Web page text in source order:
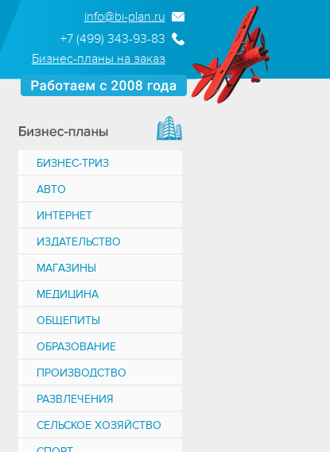
info@bi-plan.ru
+7 (499) 343-93-83
Бизнес-планы на заказ
БИЗНЕС-ТРИЗ
АВТО
ИНТЕРНЕТ
ИЗДАТЕЛЬСТВО
МАГАЗИНЫ
МЕДИЦИНА
ОБЩЕПИТЫ
ОБРАЗОВАНИЕ
ПРОИЗВОДСТВО
РАЗВЛЕЧЕНИЯ
СЕЛЬСКОЕ ХОЗЯЙСТВО